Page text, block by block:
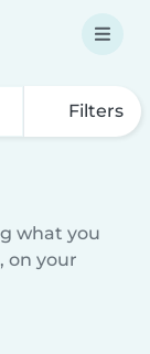
Filters
what you
on your